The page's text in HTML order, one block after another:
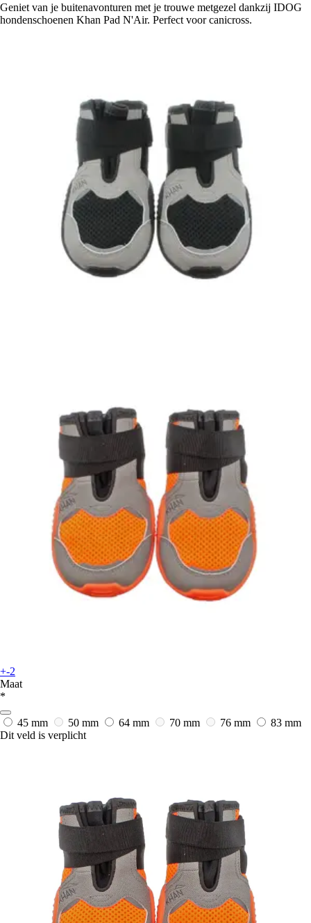
Geniet van je buitenavonturen met je trouwe metgezel dankzij IDOG
hondenschoenen Khan Pad N'Air. Perfect voor canicross.
+-2
Maat
*
45 mm 50 mm 64 mm 70 mm 76 mm
83 mm
Dit veld is verplicht